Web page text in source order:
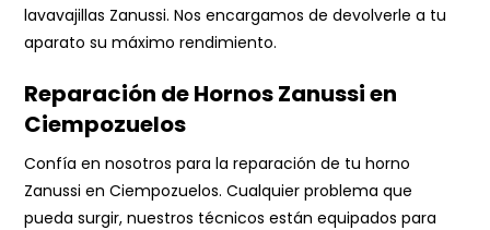
lavavajillas Zanussi. Nos encargamos de devolverle a tu
aparato su máximo rendimiento.
Reparación de Hornos Zanussi en
Ciempozuelos
Confía en nosotros para la reparación de tu horno
Zanussi en Ciempozuelos. Cualquier problema que
pueda surgir, nuestros técnicos están equipados para